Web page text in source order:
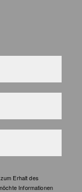
zum Erhalt des
Informationen